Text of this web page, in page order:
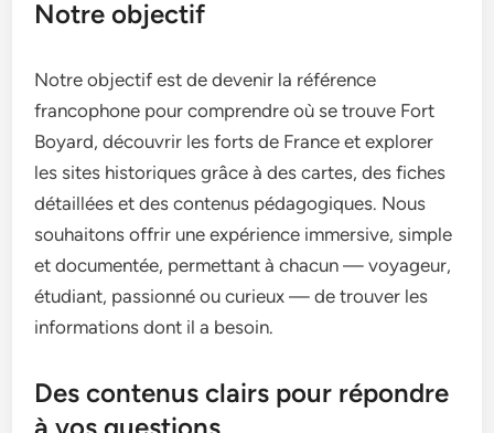
Notre objectif
Notre objectif est de devenir la référence
francophone pour comprendre où se trouve Fort
Boyard, découvrir les forts de France et explorer
les sites historiques grâce à des cartes, des fiches
détaillées et des contenus pédagogiques. Nous
souhaitons offrir une expérience immersive, simple
et documentée, permettant à chacun — voyageur,
étudiant, passionné ou curieux — de trouver les
informations dont il a besoin.
Des contenus clairs pour répondre
à vos questions